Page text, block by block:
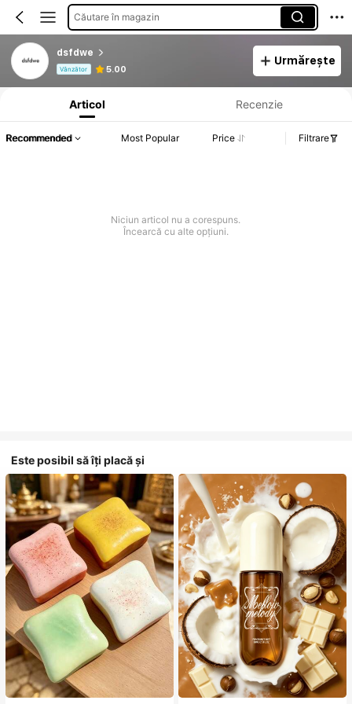
Căutare în magazin
dsfdwe
Vânzător 5.00
Urmărește
Informații despre produs: Divulgarea prețului, detalii privind vânzările și stocul.
Articol Recenzie
Recommended Most Popular Price Filtrare
Niciun articol nu a corespuns.
Încearcă cu alte opțiuni.
Este posibil să îți placă și